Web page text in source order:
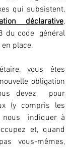
qui subsistent,
déclarative,
du code  général
place.
vous êtes
obligation
devez  pour
(y compris les
nous  indiquer à
et, quand
vous-mêmes,